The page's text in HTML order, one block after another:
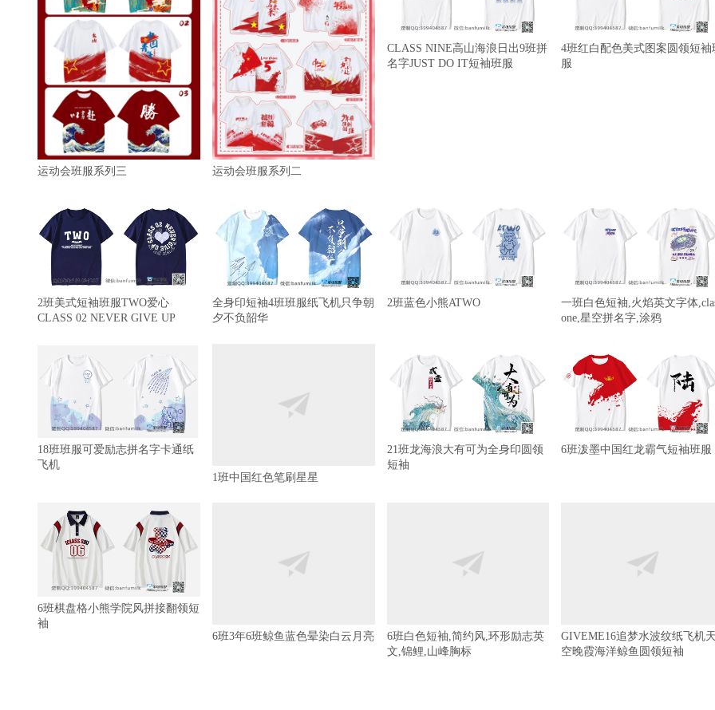
运动会班服系列三 运动会班服系列二
CLASS NINE高山海浪日出9班拼
名字JUST DO IT短袖班服
4班红白配色美式图案圆领短袖
服
2班美式短袖班服TWO爱心
CLASS 02 NEVER GIVE UP
全身印短袖4班班服纸飞机只争朝
夕不负韶华
2班蓝色小熊ATWO
一班白色短袖,火焰英文字体
one,星空拼名字,涂鸦
18班班服可爱励志拼名字卡通纸
飞机
1班中国红色笔刷星星
21班龙海浪大有可为全身印圆领
短袖
6班泼墨中国红龙霸气短袖班服
6班棋盘格小熊学院风拼接翻领短
袖
6班3年6班鲸鱼蓝色晕染白云月亮
6班白色短袖,简约风,环形励志英
文,锦鲤,山峰胸标
GIVEME16追梦水波纹纸飞机
空晚霞海洋鲸鱼圆领短袖